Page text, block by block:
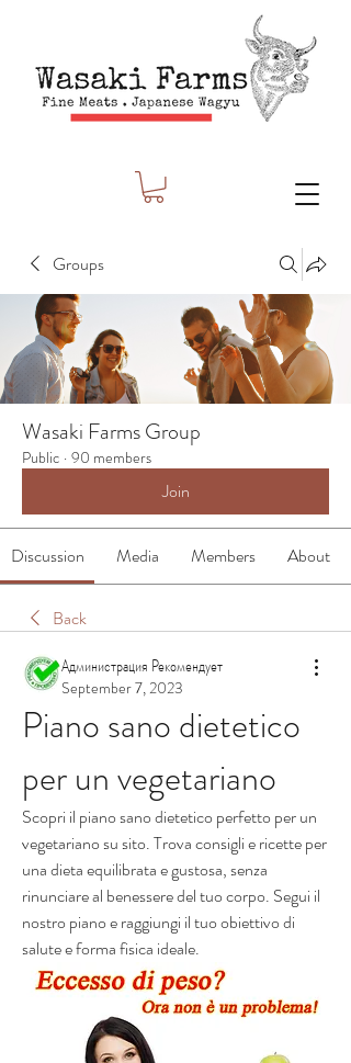
Groups
Wasaki Farms Group
Public · 90 members
Join
Discussion Media Members About
Back
Администрация Рекомендует
September 7, 2023
Piano sano dietetico
per un vegetariano
Scopri il piano sano dietetico perfetto per un
vegetariano su sito. Trova consigli e ricette per
una dieta equilibrata e gustosa, senza
rinunciare al benessere del tuo corpo. Segui il
nostro piano e raggiungi il tuo obiettivo di
salute e forma fisica ideale.